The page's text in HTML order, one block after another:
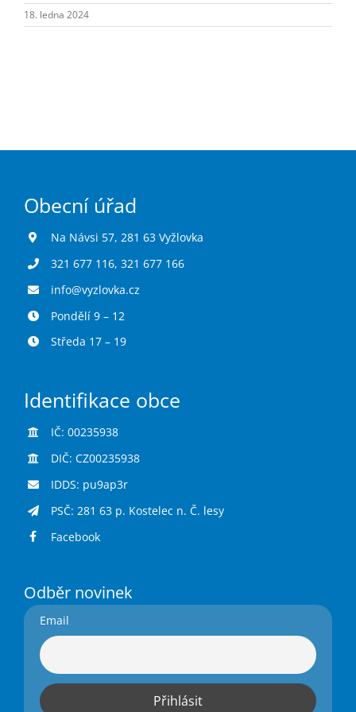
Turistika
18. ledna 2024
Obecní úřad
Na Návsi 57, 281 63 Vyžlovka
321 677 116, 321 677 166
info@vyzlovka.cz
Pondělí 9 – 12
Středa 17 – 19
Identifikace obce
IČ: 00235938
DIČ: CZ00235938
IDDS: pu9ap3r
PSČ: 281 63 p. Kostelec n. Č. lesy
Facebook
Odběr novinek
Email